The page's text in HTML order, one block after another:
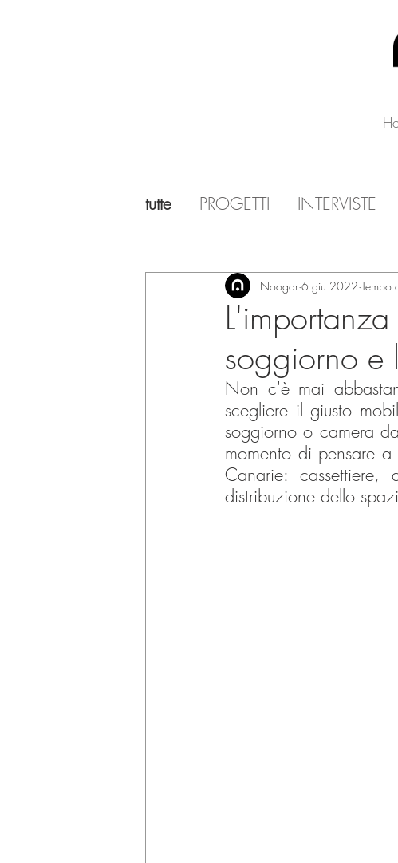
soggiorno e
Noogar 6 giu 2022 Tempo
Non c'è mai
scegliere il giusto
soggiorno o camera
momento di pensare
Canarie:
distribuzione dello
tutte PROGETTI INTERVISTE